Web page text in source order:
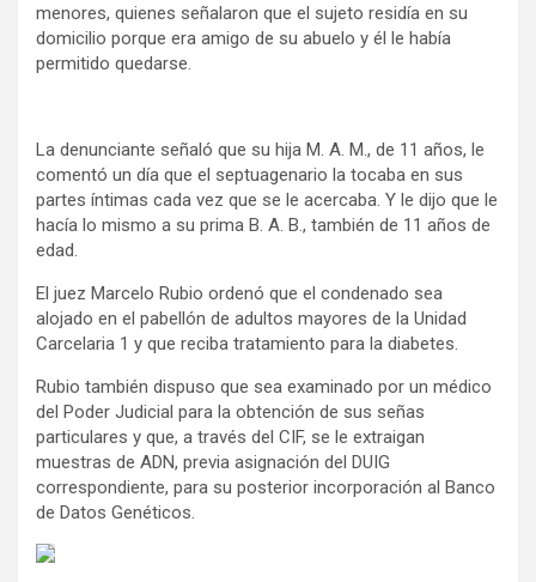
menores, quienes señalaron que el sujeto residía en su
domicilio porque era amigo de su abuelo y él le había
permitido quedarse.
La denunciante señaló que su hija M. A. M., de 11 años, le
comentó un día que el septuagenario la tocaba en sus
partes íntimas cada vez que se le acercaba. Y le dijo que le
hacía lo mismo a su prima B. A. B., también de 11 años de
edad.
El juez Marcelo Rubio ordenó que el condenado sea
alojado en el pabellón de adultos mayores de la Unidad
Carcelaria 1 y que reciba tratamiento para la diabetes.
Rubio también dispuso que sea examinado por un médico
del Poder Judicial para la obtención de sus señas
particulares y que, a través del CIF, se le extraigan
muestras de ADN, previa asignación del DUIG
correspondiente, para su posterior incorporación al Banco
de Datos Genéticos.